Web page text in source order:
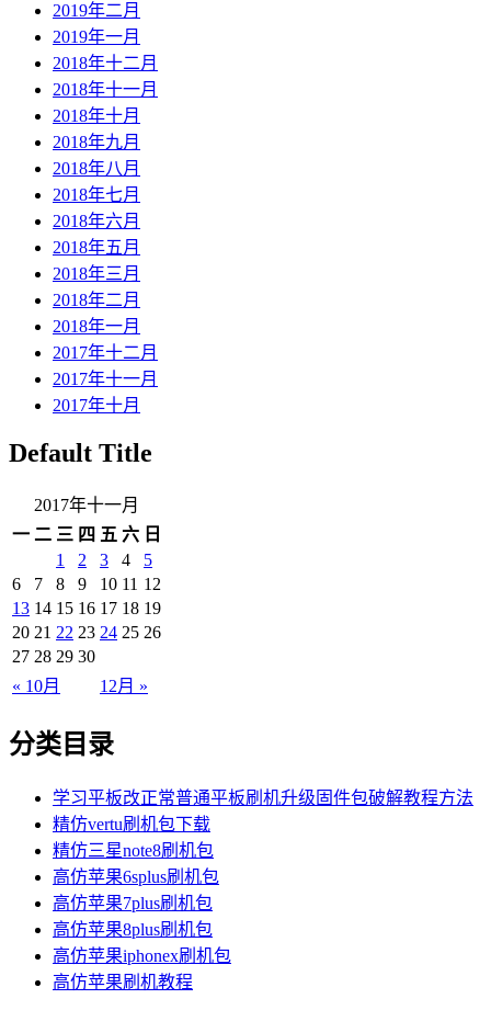
2019年二月
2019年一月
2018年十二月
2018年十一月
2018年十月
2018年九月
2018年八月
2018年七月
2018年六月
2018年五月
2018年三月
2018年二月
2018年一月
2017年十二月
2017年十一月
2017年十月
Default Title
2017年十一月
一 二 三 四 五 六 日
« 10月 12月 »
1 2 3 4
5
6
7 8 9 10 11 12
13 14 15 16 17 18 19
20 21 22 23 24 25 26
27 28 29 30
分类目录
学习平板改正常普通平板刷机升级固件包破解教程方法
精仿vertu刷机包下载
精仿三星note8刷机包
高仿苹果6splus刷机包
高仿苹果7plus刷机包
高仿苹果8plus刷机包
高仿苹果iphonex刷机包
高仿苹果刷机教程